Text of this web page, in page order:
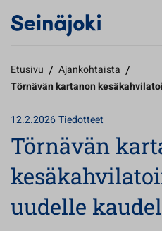
Etusivu / Ajankohtaista /
Törnävän kartanon
12.2.2026Tiedotteet
Törnävän
uudelle